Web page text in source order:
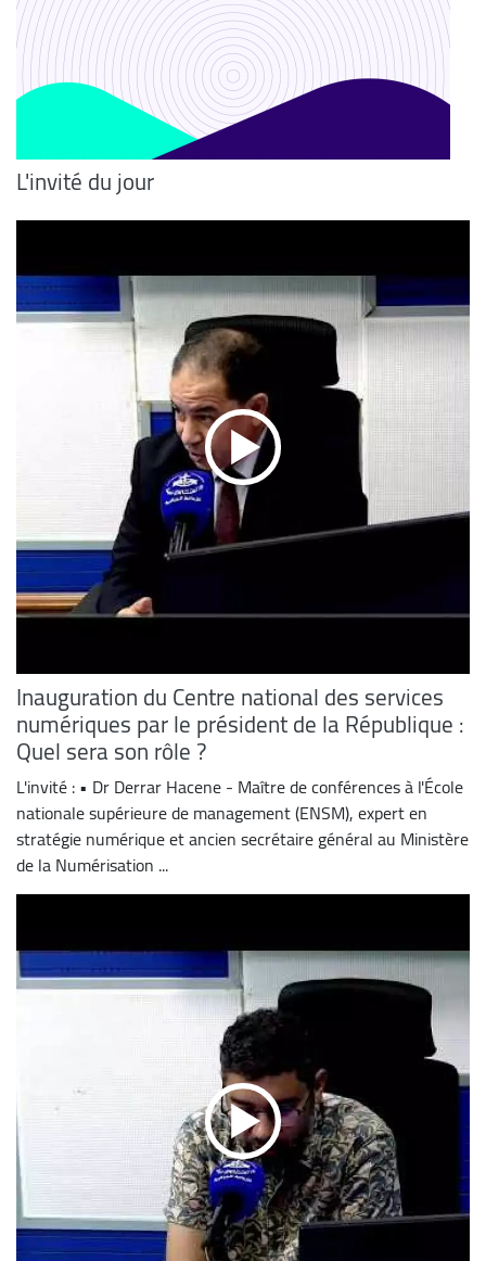
L'invité du jour
Inauguration du Centre national des services
numériques par le président de la République :
Quel sera son rôle ?
L'invité : • Dr Derrar Hacene - Maître de conférences à l'École
nationale supérieure de management (ENSM), expert en
stratégie numérique et ancien secrétaire général au Ministère
de la Numérisation ...